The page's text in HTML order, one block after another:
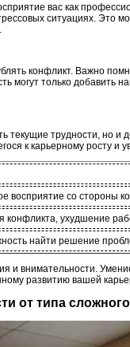
вас как
ситуациях.
конфликт. Важно
только добавить
текущие трудности, но
к карьерному росту и
восприятие со стороны
конфликта, ухудшение
найти решение
и внимательности.
развитию вашей
от типа